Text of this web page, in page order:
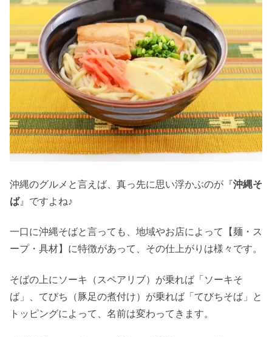
沖縄のグルメと言えば、真っ先に思い浮かぶのが『沖縄そ
ば』ですよね♪
一口に沖縄そばと言っても、地域やお店によって【麺・ス
ープ・具材】に特徴があって、その仕上がりは様々です。
そばの上にソーキ（スペアリブ）が乗れば「ソーキそ
ば」、てびち（豚足の煮付け）が乗れば「てびちそば」と
トッピングによって、名前は変わってきます。